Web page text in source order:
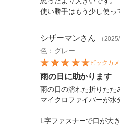
使い勝手はもう少し使っ
シザーマンさん （
色：グレー
ビックカ
雨の日に助かります
雨の日の濡れた折りたた
マイクロファイバーが水
L字ファスナーで口が大